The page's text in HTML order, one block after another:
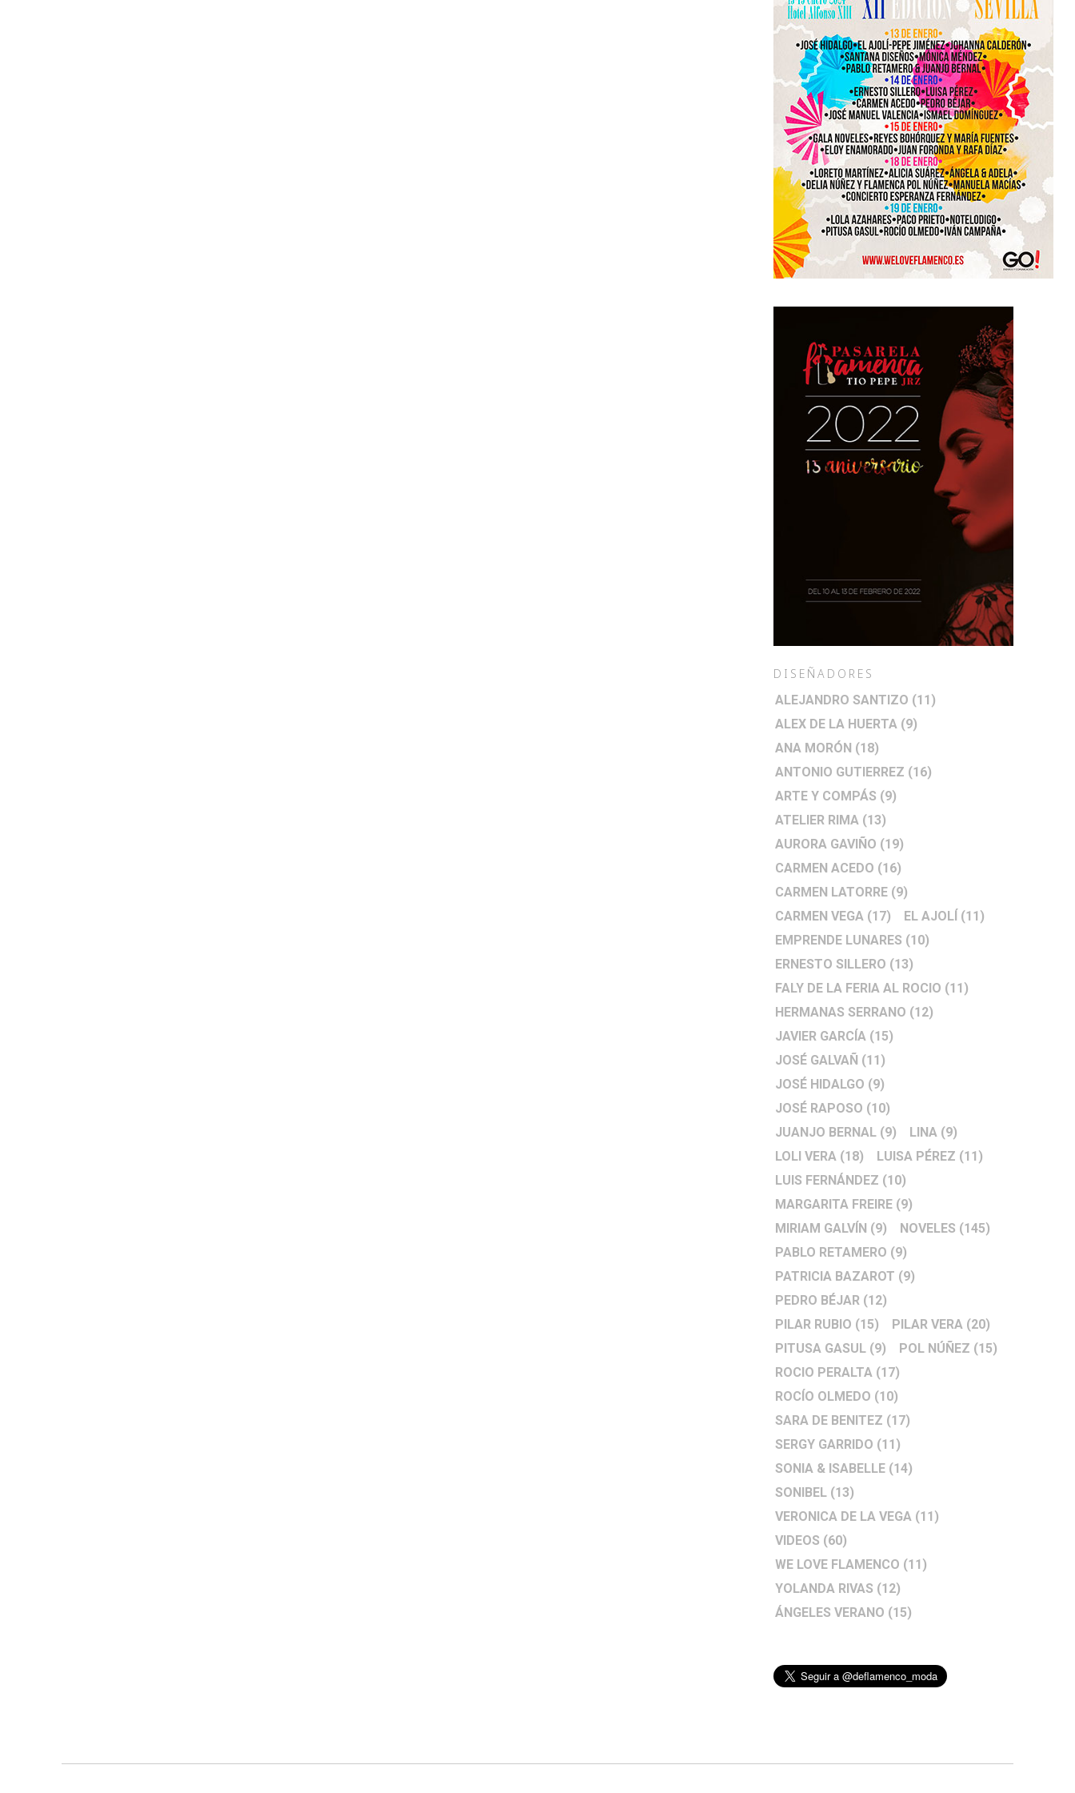
DISEÑADORES
ALEJANDRO SANTIZO (11)
ALEX DE LA HUERTA (9)
ANA MORÓN (18)
ANTONIO GUTIERREZ (16)
ARTE Y COMPÁS (9)
ATELIER RIMA (13)
AURORA GAVIÑO (19)
CARMEN ACEDO (16)
CARMEN LATORRE (9)
CARMEN VEGA (17) EL AJOLÍ (11)
EMPRENDE LUNARES (10)
ERNESTO SILLERO (13)
FALY DE LA FERIA AL ROCIO (11)
HERMANAS SERRANO (12)
JAVIER GARCÍA (15)
JOSÉ GALVAÑ (11)
JOSÉ HIDALGO (9)
JOSÉ RAPOSO (10)
JUANJO BERNAL (9) LINA (9)
LOLI VERA (18) LUISA PÉREZ (11)
LUIS FERNÁNDEZ (10)
MARGARITA FREIRE (9)
MIRIAM GALVÍN (9) NOVELES (145)
PABLO RETAMERO (9)
PATRICIA BAZAROT (9)
PEDRO BÉJAR (12)
PILAR RUBIO (15) PILAR VERA (20)
PITUSA GASUL (9) POL NÚÑEZ (15)
ROCIO PERALTA (17)
ROCÍO OLMEDO (10)
SARA DE BENITEZ (17)
SERGY GARRIDO (11)
SONIA & ISABELLE (14)
SONIBEL (13)
VERONICA DE LA VEGA (11)
VIDEOS (60)
WE LOVE FLAMENCO (11)
YOLANDA RIVAS (12)
ÁNGELES VERANO (15)